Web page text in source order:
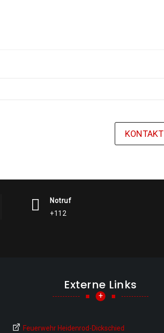
KONTAKT
Notruf
+112
Externe Links
+
Feuerwehr Heidenrod-Dickschied